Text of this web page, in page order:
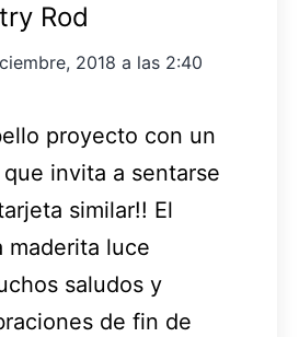
Rod
2018 a las 2:40
proyecto con un
invita a sentarse
similar!! El
maderita luce
saludos y
de fin de